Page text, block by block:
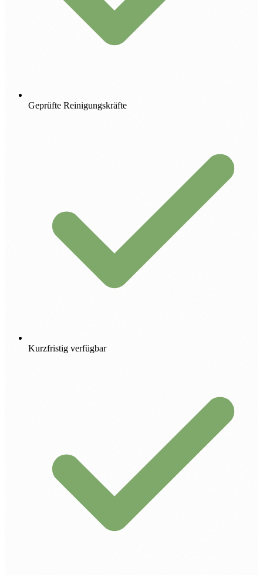
Geprüfte Reinigungskräfte
Kurzfristig verfügbar